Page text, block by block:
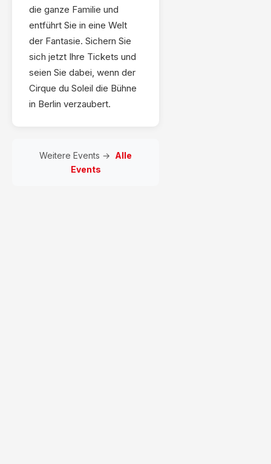
die ganze Familie und
entführt Sie in eine Welt
der Fantasie. Sichern Sie
sich jetzt Ihre Tickets und
seien Sie dabei, wenn der
Cirque du Soleil die Bühne
in Berlin verzaubert.
Weitere Events → Alle
Events